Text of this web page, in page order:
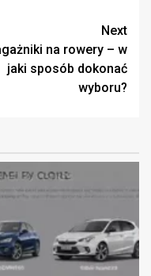
Next
na rowery – w
jaki sposób dokonać
wyboru?